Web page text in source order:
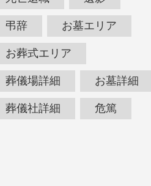
弔辞 お墓エリア
お葬式エリア
葬儀場詳細 お墓詳細
葬儀社詳細 危篤